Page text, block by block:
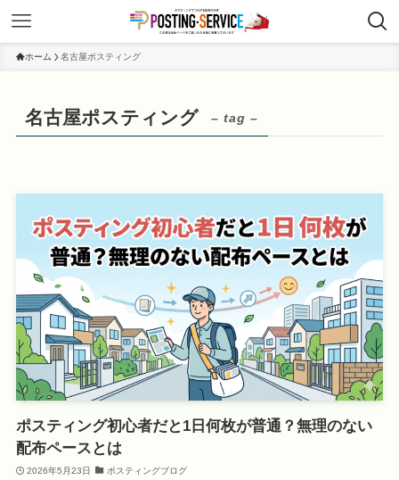
ホーム 名古屋ポスティング
名古屋ポスティング – tag –
ポスティング初心者だと1日何枚が普通？無理のない
配布ペースとは
2026年5月23日 ポスティングブログ